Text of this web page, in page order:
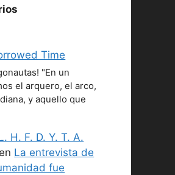
Time
"En un
el arquero, el arco,
y aquello que
H. F. D. Y. T. A.
en La entrevista de
fue